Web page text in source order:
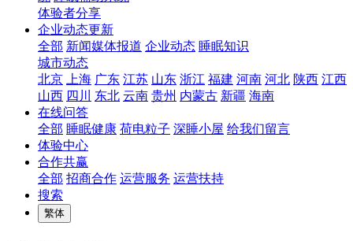
体验者分享
企业动态更新
全部 新闻媒体报道 企业动态 睡眠知识
城市动态
北京
上海 广东 江苏 山东 浙江 福建 河南 河北 陕西 江西
山西 四川 东北 云南 贵州 内蒙古 新疆 海南
在线问答
全部 睡眠健康 荷电粒子 深睡小屋 给我们留言
体验中心
合作共赢
全部 招商合作 运营服务 运营扶持
搜索
繁体